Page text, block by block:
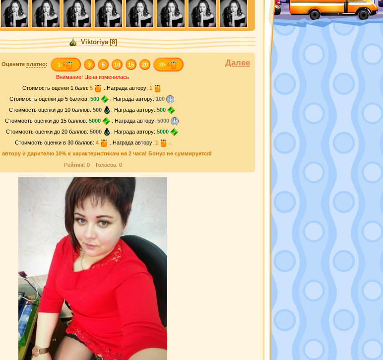
Viktoriya [8]
Далее
Оцените платно: 1-5 3 5 10 15 20 30-4
Внимание! Цена изменилась
Стоимость оценки 1 балл: 5 . Награда автору: 1
Стоимость оценки до 5 баллов: 500 . Награда автору: 100
Стоимость оценки до 10 баллов: 500 . Награда автору: 500
Стоимость оценки до 15 баллов: 5000 . Награда автору: 5000
Стоимость оценки до 20 баллов: 5000 . Награда автору: 5000
Стоимость оценки в 30 баллов: 4 . Награда автору: 1
.
автору и дарителю 10% к характеристикам на 2 часа! Бонус не суммируется!
Рейтинг: 0Голосов: 0